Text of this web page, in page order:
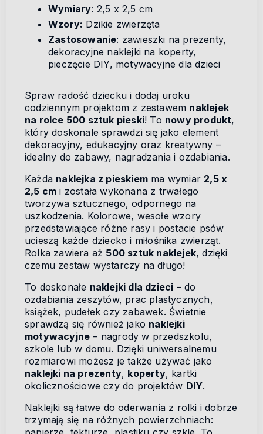
Wymiary: 2,5 x 2,5 cm
Wzory: Dzikie zwierzęta
Zastosowanie: zawieszki na prezenty,
dekoracyjne naklejki na koperty,
pieczęcie DIY, motywacyjne dla dzieci
Spraw radość dziecku i dodaj uroku
codziennym projektom z zestawem naklejek
na rolce 500 sztuk pieski! To nowy produkt,
który doskonale sprawdzi się jako element
dekoracyjny, edukacyjny oraz kreatywny –
idealny do zabawy, nagradzania i ozdabiania.
Każda naklejka z pieskiem ma wymiar 2,5 x
2,5 cm i została wykonana z trwałego
tworzywa sztucznego, odpornego na
uszkodzenia. Kolorowe, wesołe wzory
przedstawiające różne rasy i postacie psów
ucieszą każde dziecko i miłośnika zwierząt.
Rolka zawiera aż 500 sztuk naklejek, dzięki
czemu zestaw wystarczy na długo!
To doskonałe naklejki dla dzieci – do
ozdabiania zeszytów, prac plastycznych,
książek, pudełek czy zabawek. Świetnie
sprawdzą się również jako naklejki
motywacyjne – nagrody w przedszkolu,
szkole lub w domu. Dzięki uniwersalnemu
rozmiarowi możesz je także używać jako
naklejki na prezenty, koperty, kartki
okolicznościowe czy do projektów DIY.
Naklejki są łatwe do oderwania z rolki i dobrze
trzymają się na różnych powierzchniach: